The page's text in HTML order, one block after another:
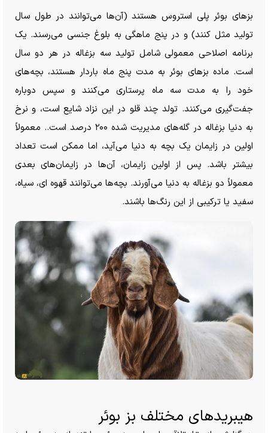
بز‌های بوئر پلی استروس هستند (آن‌ها می‌توانند در طول سال
تولید مثل کنند) و در پنج ماهگی به بلوغ جنسی می‌رسند. یک
برنامه اصلاحی معمولی شامل تولید سه بزغاله در هر دو سال
است. ماده بز‌های بوئر به مدت پنج ماه باردار هستند، بچه‌های
خود را به مدت سه ماه پرستاری می‌کنند و سپس دوباره
جفت‌گیری می‌کنند. تولد چند قلو در این نزاد شایع است، و نرخ
به دنیا بزغاله در گله‌های مدیریت شده ۲۰۰ درصد است.. معمولاً
اولین در زایمان یک بچه به دنیا می‌آید، اما ممکن است تعداد
بیشتر باشد. پس از اولین زایمان، آن‌ها در زایمان‌های بعدی
معمولاً دو بزغاله به دنیا می‌آورند. بچه‌ها می‌توانند قهوه ای، سیاه،
سفید یا ترکیبی از این رنگ‌ها باشند.
هیبرید‌های مختلف بز بوئر